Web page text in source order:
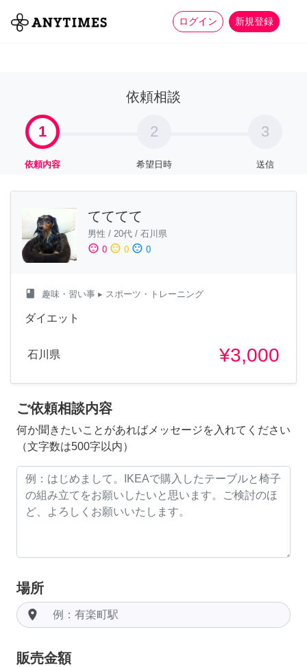
ログイン 新規登録
全て 家事 more_horiz
依頼相談
1
依頼内容
2
希望日時
3
送信
てててて
男性 / 20代 / 石川県
sentiment_satisfied 0 sentiment_neutral 0 sentiment_dissatisfied 0
class 趣味・習い事 ▸ スポーツ・トレーニング
ダイエット
石川県 ¥3,000
ご依頼相談内容
何か聞きたいことがあればメッセージを入れてください
（文字数は500字以内）
場所
room
販売金額